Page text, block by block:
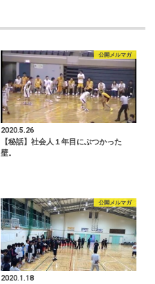
公開メルマガ
2020.5.26
【秘話】社会人１年目にぶつかった
壁。
公開メルマガ
2020.1.18